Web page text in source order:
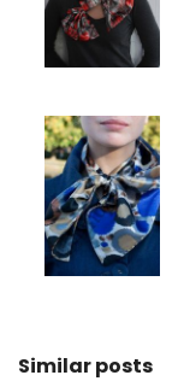
Similar posts